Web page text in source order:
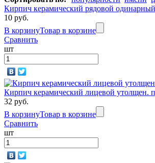
Кирпич керамический рядовой
10 руб.
В корзинуТовар в корзине
Сравнить
шт
Кирпич керамический лицевой утолщен.
32 руб.
В корзинуТовар в корзине
Сравнить
шт